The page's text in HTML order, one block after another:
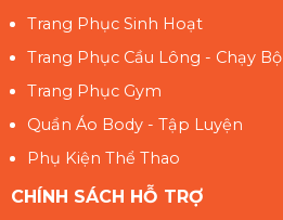
Trang Phục Sinh Hoạt
Trang Phục Cầu Lông - Chạy Bộ
Trang Phục Gym
Quần Áo Body - Tập Luyện
Phụ Kiện Thể Thao
CHÍNH SÁCH HỖ TRỢ